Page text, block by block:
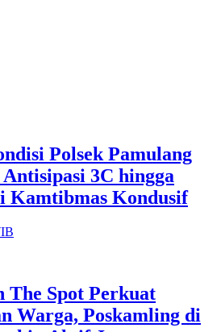
Polsek Pamulang
3C hingga
Kamtibmas Kondusif
The Spot Perkuat
Warga, Poskamling di